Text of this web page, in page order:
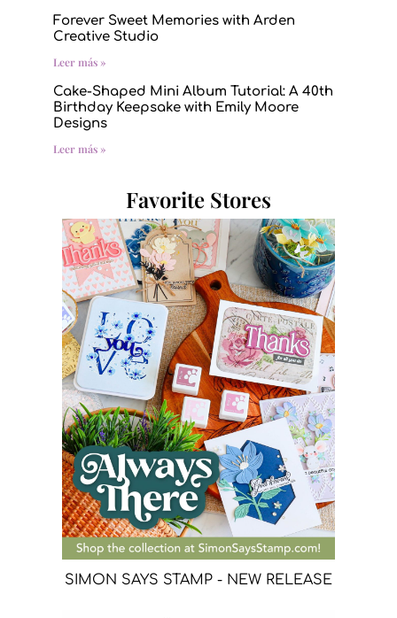
Forever Sweet Memories with Arden
Creative Studio
Leer más »
Cake-Shaped Mini Album Tutorial: A 40th
Birthday Keepsake with Emily Moore
Designs
Leer más »
Favorite Stores
SIMON SAYS STAMP - NEW RELEASE